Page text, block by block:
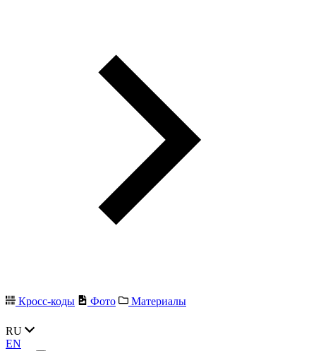
Кросс-коды Фото Материалы
RU
EN